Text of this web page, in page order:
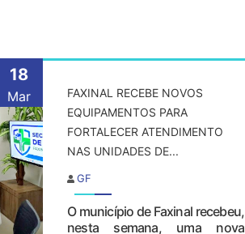
18
Mar
FAXINAL RECEBE NOVOS
EQUIPAMENTOS PARA
FORTALECER ATENDIMENTO
NAS UNIDADES DE...
GF
O município de Faxinal recebeu,
nesta semana, uma nova